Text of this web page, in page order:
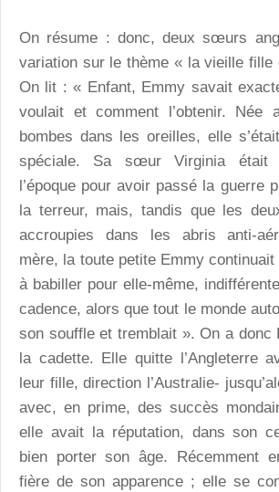
On résume : donc, deux sœurs
variation sur le thème « la vieille fille
On lit : « Enfant, Emmy savait
voulait et comment l’obtenir. Née
bombes dans les oreilles, elle
spéciale. Sa sœur Virginia était
l’époque pour avoir passé la guerre
la terreur, mais, tandis que les
accroupies dans les abris anti-
mère, la toute petite Emmy
à babiller pour elle-même,
cadence, alors que tout le monde
son souffle et tremblait ». On a donc
la cadette. Elle quitte l’Angleterre
leur fille, direction l’Australie-
avec, en prime, des succès
elle avait la réputation, dans son
bien porter son âge. Récemment
fière de son apparence ; elle se